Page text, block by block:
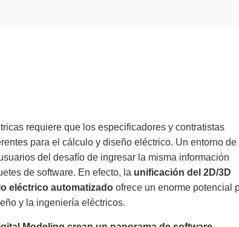
requiere que los especificadores y contratistas
para el cálculo y diseño eléctrico. Un entorno de
del desafío de ingresar la misma información
de software. En efecto, la unificación del 2D/3D
eléctrico automatizado ofrece un enorme potencial
y la ingeniería eléctricos.